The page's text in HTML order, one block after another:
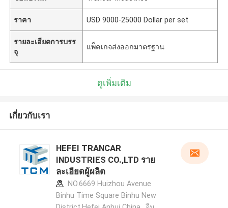
ราคา USD 9000-25000 Dollar per set
รายละเอียดการบรร
จุ
แพ็คเกจส่งออกมาตรฐาน
ดูเพิ่มเติม
เกี่ยวกับเรา
HEFEI TRANCAR
INDUSTRIES CO.,LTD ราย
ละเอียดผู้ผลิต
NO.6669 Huizhou Avenue
Binhu Time Square Binhu New